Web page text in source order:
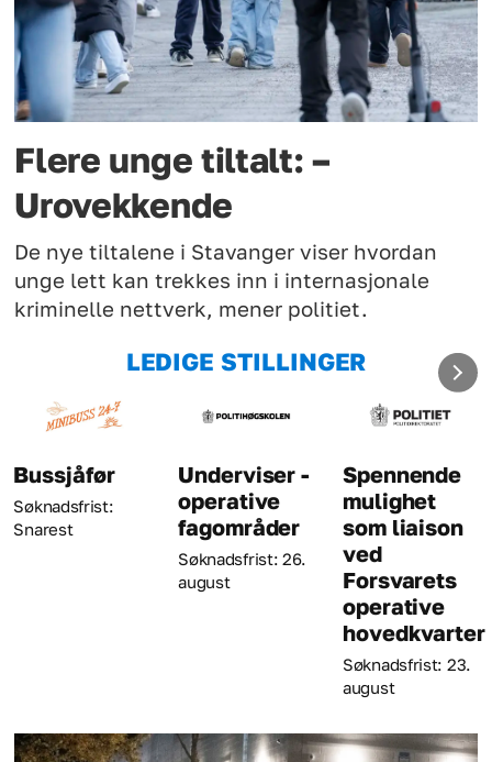
Flere unge tiltalt: –
Urovekkende
De nye tiltalene i Stavanger viser hvordan
unge lett kan trekkes inn i internasjonale
kriminelle nettverk, mener politiet.
LEDIGE STILLINGER
Underviser -
operative
fagområder
Søknadsfrist: 26.
Spennende
mulighet
som liaison
ved
Forsvarets
operative
hovedkvarter
Søknadsfrist: 23.
august